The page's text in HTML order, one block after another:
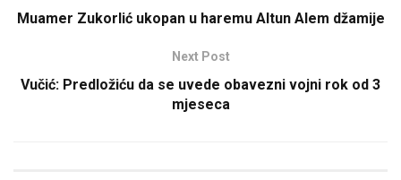
Muamer Zukorlić ukopan u haremu Altun Alem džamije
Next Post
Vučić: Predložiću da se uvede obavezni vojni rok od 3
mjeseca